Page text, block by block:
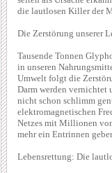
die lautlosen Killer der
Die Zerstörung unserer
Tausende Tonnen
in unseren
Umwelt folgt die
Darm werden vernichtet
nicht schon schlimm
elektromagnetischen
Netzes mit Millionen
mehr ein Entrinnen
Lebensrettung: Die